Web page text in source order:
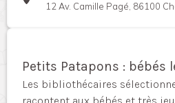
12 Av. Camille Pagé, 86100
Petits Patapons : bébés
Les bibliothécaires